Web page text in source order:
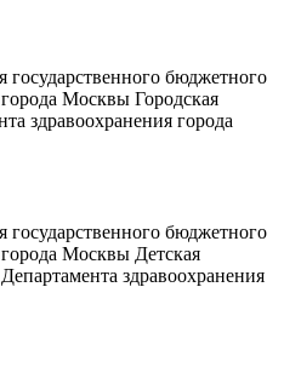
бюджетного
Москвы Городская
здравоохранения города
бюджетного
Москвы Детская
здравоохранения